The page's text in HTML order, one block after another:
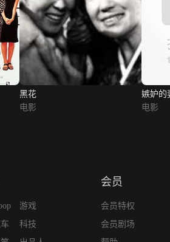
黑花
电影
嫉妒的
电影
游戏
科技
会员
会员特权
会员剧场